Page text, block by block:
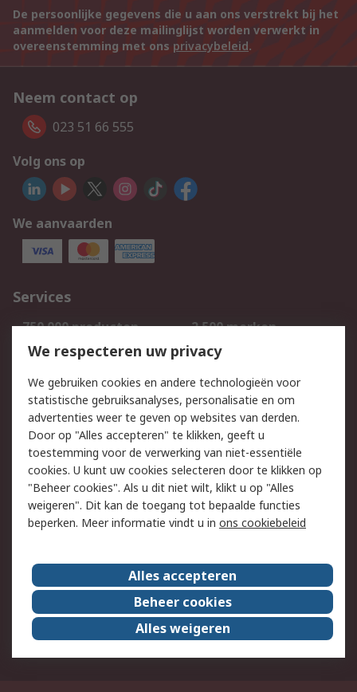
De persoonlijke gegevens die u aan ons verstrekt bij het
aanmelden voor deze mailinglijst worden verwerkt in
overeenstemming met ons privacybeleid.
Neem contact op
023 51 66 555
Volg ons op
We aanvaarden
Services
750.000 producten
2.500 merken
Bestellen
Inkoopoplossingen
Track & Trace
Wettelijk
Cookiebeleid
Email veiligheid
Privacybeleid
Websitevoorwaarden
Algemene
verkoopvoorwaarden
Over RS
RS Group
Over ons
RS wereldwijd
Werken bij RS
ESG
We respecteren uw privacy
We gebruiken cookies en andere technologieën voor
statistische gebruiksanalyses, personalisatie en om
advertenties weer te geven op websites van derden.
Door op "Alles accepteren" te klikken, geeft u
toestemming voor de verwerking van niet-essentiële
cookies. U kunt uw cookies selecteren door te klikken op
"Beheer cookies". Als u dit niet wilt, klikt u op "Alles
weigeren". Dit kan de toegang tot bepaalde functies
beperken. Meer informatie vindt u in ons cookiebeleid
Alles accepteren
Beheer cookies
Alles weigeren